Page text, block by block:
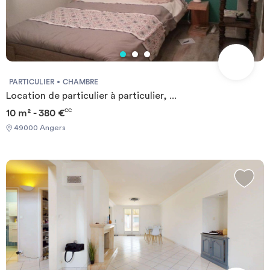
PARTICULIER CHAMBRE
Location de particulier à particulier, ...
10 m² - 380 €CC
49000 Angers